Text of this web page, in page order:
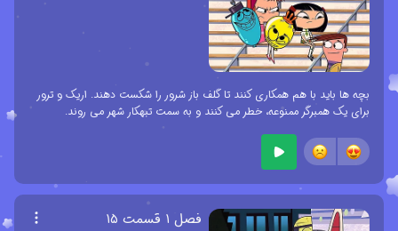
بچه ها باید با هم همکاری کنند تا گلف باز شرور را شکست دهند. اریک و ترور
برای یک همبرگر ممنوعه، خطر می کنند و به سمت تبهکار شهر می روند.
فصل ۱ قسمت ۱۵